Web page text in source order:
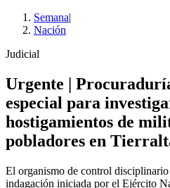
Semana|
Nación
Judicial
Urgente |
especial para
hostigamientos de
pobladores en
El organismo de control
indagación iniciada por el Ejército